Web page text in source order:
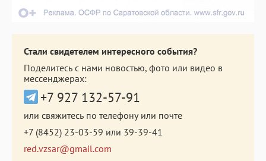
Стали свидетелем интересного события?
Поделитесь с нами новостью, фото или видео в
мессенджерах:
+7 927 132-57-91
или свяжитесь по телефону или почте
+7 (8452) 23-03-59 или 39-39-41
red.vzsar@gmail.com